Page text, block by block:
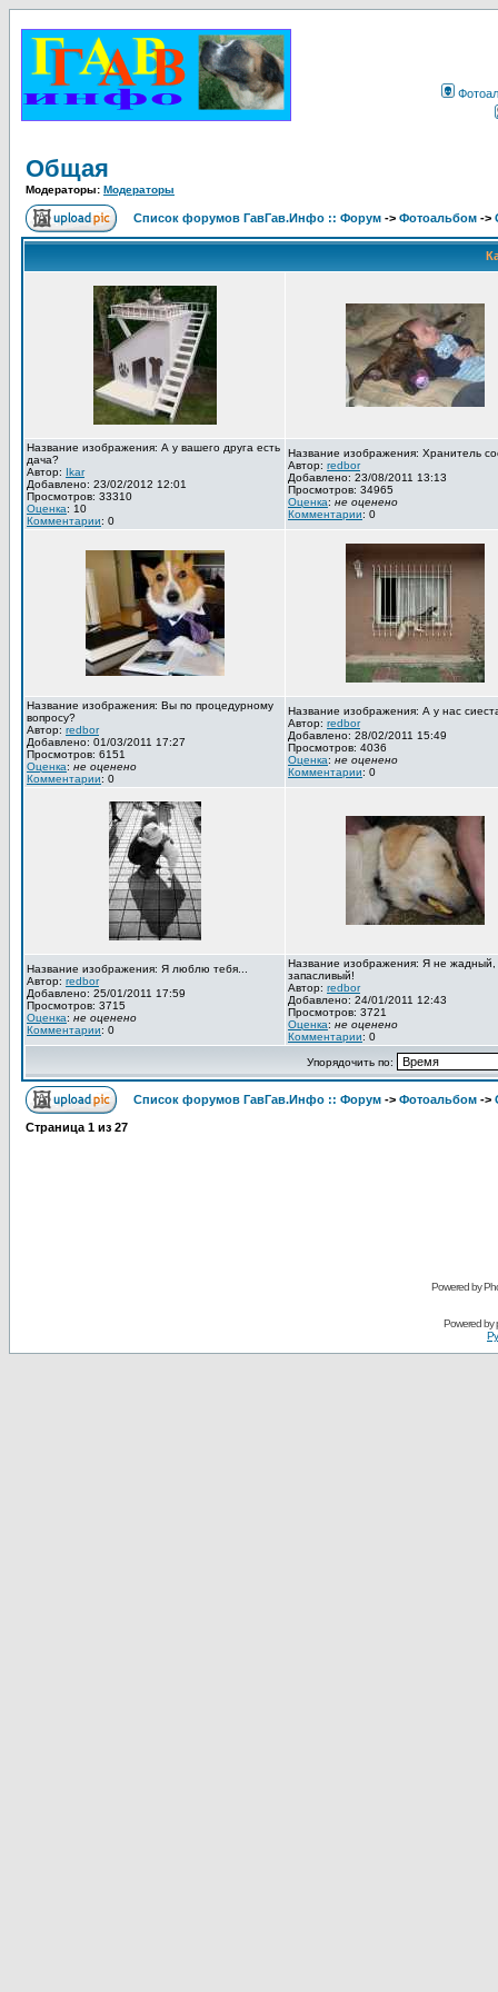
Общая
Модераторы: Модераторы
Список форумов ГавГав.Инфо :: Форум -> Фотоальбом ->
Название изображения: А у вашего друга есть
дача?
Автор: Ikar
Добавлено: 23/02/2012 12:01
Просмотров: 33310
Оценка: 10
Комментарии: 0
Название изображения: Хранитель
Автор: redbor
Добавлено: 23/08/2011 13:13
Просмотров: 34965
Оценка: не оценено
Комментарии: 0
Название изображения: Вы по процедурному
вопросу?
Автор: redbor
Добавлено: 01/03/2011 17:27
Просмотров: 6151
Оценка: не оценено
Комментарии: 0
Название изображения: А у нас
Автор: redbor
Добавлено: 28/02/2011 15:49
Просмотров: 4036
Оценка: не оценено
Комментарии: 0
Название изображения: Я люблю тебя...
Автор: redbor
Добавлено: 25/01/2011 17:59
Просмотров: 3715
Оценка: не оценено
Комментарии: 0
Название изображения: Я не жадный,
запасливый!
Автор: redbor
Добавлено: 24/01/2011 12:43
Просмотров: 3721
Оценка: не оценено
Комментарии: 0
Упорядочить по:
Список форумов ГавГав.Инфо :: Форум -> Фотоальбом ->
Страница 1 из 27
Powered by
Powered by